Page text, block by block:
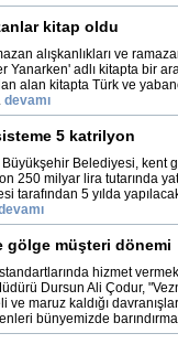
kitap oldu
alışkanlıkları ve
Yanarken' adlı kitapta bir
alan kitapta Türk ve
devamı
5 katrilyon
Büyükşehir Belediyesi, kent
250 milyar lira tutarında
tarafından 5 yılda
gölge müşteri dönemi
standartlarında hizmet
Dursun Ali Çodur,
ve maruz kaldığı
bünyemizde